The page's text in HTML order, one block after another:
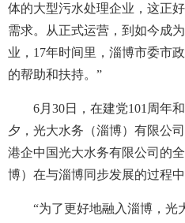
体的大型污水处理企业，这正
需求。从正式运营，到如今成
业，17年时间里，淄博市委市
的帮助和扶持。”
6月30日，在建党101周年和
夕，光大水务（淄博）有限公
港企中国光大水务有限公司的
博）在与淄博同步发展的过程
“为了更好地融入淄博，光